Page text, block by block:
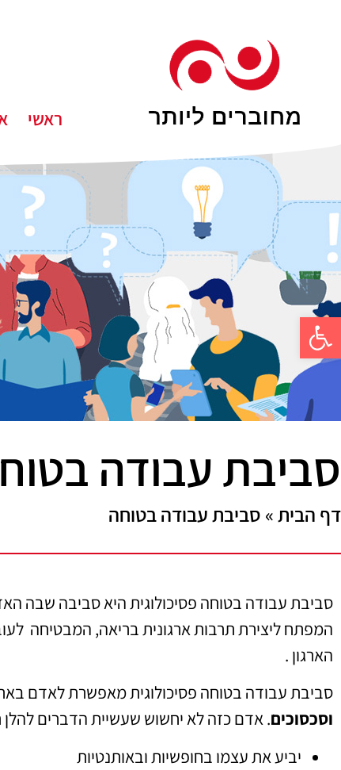
פתח סרגל נגישות
ראשי
סביבת עבודה
דף הבית» סביבת עבודה בטוחה
סביבת עבודה בטוחה פסיכולוגית היא סביבה שבה
המפתח ליצירת תרבות ארגונית בריאה, המבטיחה
הארגון .
סביבת עבודה בטוחה פסיכולוגית מאפשרת לאדם
וסכסוכים. אדם כזה לא יחשוש שעשיית הדברים להלן
יביע את עצמו בחופשיות ובאותנטיות